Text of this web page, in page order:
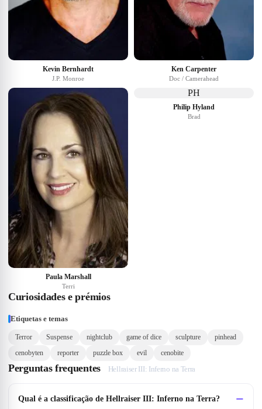
Kevin Bernhardt
J.P. Monroe
Ken Carpenter
Doc / Camerahead
Paula Marshall
Terri
PH
Philip Hyland
Brad
Curiosidades e prémios
Etiquetas e temas
Terror Suspense nightclub game of dice sculpture
pinhead
cenobyten
reporter puzzle box evil cenobite
Perguntas frequentes Hellraiser III: Inferno na Terra
Qual é a classificação de Hellraiser III: Inferno na Terra?